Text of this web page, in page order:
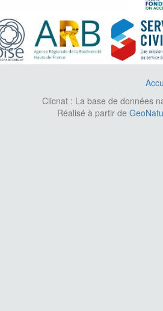
Clicnat : La base de données
Réalisé à partir de